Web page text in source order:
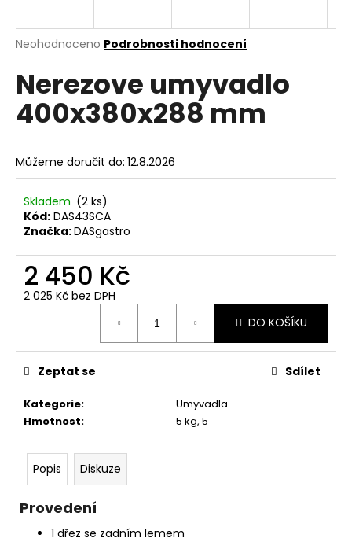
Průměrné
produktu
je
0,0
z
Neohodnoceno Podrobnosti hodnocení
Nerezove umyvadlo
400x380x288 mm
Můžeme doručit do: 12.8.2026
Skladem (2 ks)
Kód: DAS43SCA
Značka:DASgastro
2 450 Kč
2 025 Kč bez DPH
DO KOŠÍKU
Kategorie:
Umyvadla
Hmotnost: 5 kg, 5
Zeptat se Sdílet
Popis Diskuze
Provedení
1 dřez se zadním lemem
j
t
?
HLEDAT
D
o
p
o
č
u
e
m